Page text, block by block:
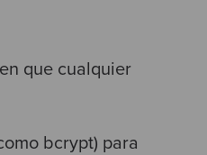
que cualquier
bcrypt) para